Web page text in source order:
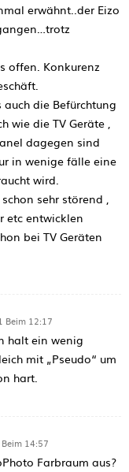
erwähnt..der Eizo
offen. Konkurenz
die Befürchtung
wie die TV Geräte ,
dagegen sind
in wenige fälle eine
wird.
sehr störend ,
etc entwicklen
bei TV Geräten
Beim 12:17
halt ein wenig
mit „Pseudo“ um
hart.
14:57
Farbraum aus?